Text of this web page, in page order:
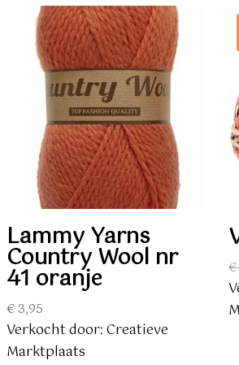
Lammy Yarns
Country Wool nr
41 oranje
€3,95
Verkocht door: Creatieve
Marktplaats
€